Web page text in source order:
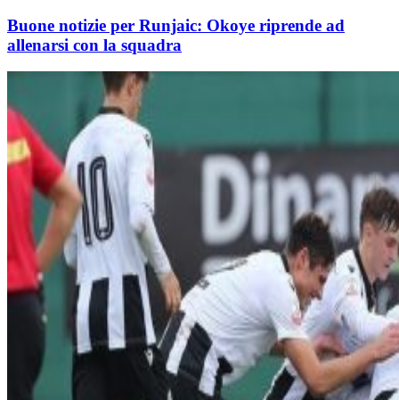
Buone notizie per Runjaic: Okoye riprende ad
allenarsi con la squadra